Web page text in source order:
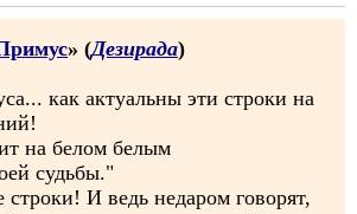
» (Дезирада)
как актуальны эти строки на
на белом белым
судьбы."
И ведь недаром говорят,